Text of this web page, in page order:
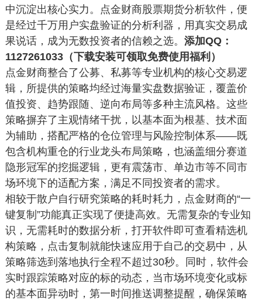
中沉淀出核心实力。点金财商股票期货分析软件，便
是经过千万用户实盘验证的分析利器，用真实交易成
果说话，成为无数投资者的信赖之选。 添加QQ：
1127261033（下载安装可领取免费使用福利）
点金财商整合了公募、私募等专业机构的核心交易逻
辑，所提供的策略均经过海量实盘数据验证，覆盖价
值投资、趋势跟随、逆向布局等多种主流风格。这些
策略摒弃了主观情绪干扰，以基本面为根基、技术面
为辅助，搭配严格的仓位管理与风险控制体系——既
包含机构重仓的行业龙头布局策略，也涵盖细分赛道
隐形冠军的挖掘逻辑，更有震荡市、单边市等不同市
场环境下的适配方案，满足不同投资者的需求。
相较于散户自行研究策略的耗时耗力，点金财商的“一
键复制”功能真正实现了便捷高效。无需复杂的专业知
识，无需耗时的数据分析，打开软件即可查看精选机
构策略，点击复制就能快速应用于自己的交易中，从
策略筛选到落地执行全程不超过30秒。同时，软件会
实时跟踪策略对应的标的动态，当市场环境变化或标
的基本面异动时，第一时间推送调整提醒，确保策略